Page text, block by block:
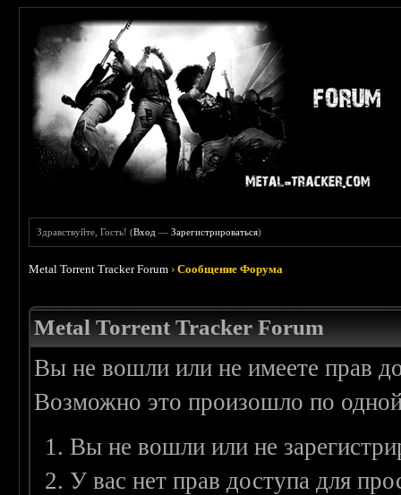
Здравствуйте, Гость! (Вход —Зарегистрироваться)
Metal Torrent Tracker Forum ›Сообщение Форума
Metal Torrent Tracker Forum
Вы не вошли или не имеете прав
Возможно это произошло по
Вы не вошли или не
У вас нет прав доступа для